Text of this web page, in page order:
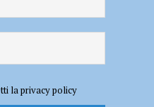
alto il tricolore”
la privacy policy